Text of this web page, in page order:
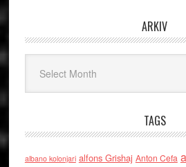
ARKIV
TAGS
albano kolonjari alfons Grishaj Anton Cefa